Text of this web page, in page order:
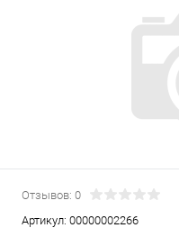
Отзывов: 0
Артикул: 00000002266